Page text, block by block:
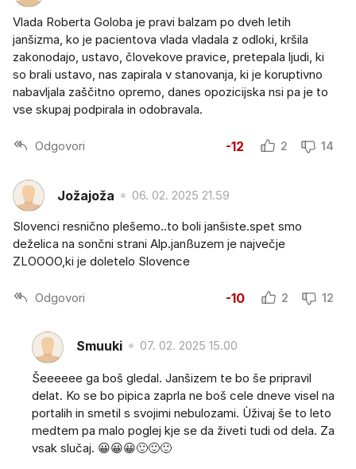
Vlada Roberta Goloba je pravi balzam po dveh letih
janšizma, ko je pacientova vlada vladala z odloki, kršila
zakonodajo, ustavo, človekove pravice, pretepala ljudi, ki
so brali ustavo, nas zapirala v stanovanja, ki je koruptivno
nabavljala zaščitno opremo, danes opozicijska nsi pa je to
vse skupaj podpirala in odobravala.
Odgovori -12 2 14
Jožajoža 06. 02. 2025 21.59
Slovenci resnično plešemo..to boli janšiste.spet smo
deželica na sončni strani Alp.janßuzem je največje
ZLOOOO,ki je doletelo Slovence
Odgovori -10 2 12
Smuuki 07. 02. 2025 15.00
Šeeeeee ga boš gledal. Janšizem te bo še pripravil
delat. Ko se bo pipica zaprla ne boš cele dneve visel na
portalih in smetil s svojimi nebulozami. Ùživaj še to leto
medtem pa malo poglej kje se da živeti tudi od dela. Za
vsak slučaj. 😀😀😀🙂🙂🙂